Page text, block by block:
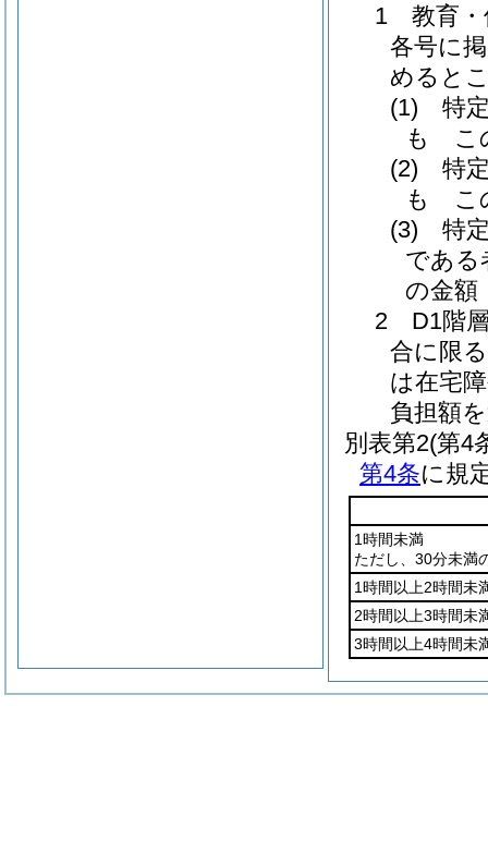
1 教育・
各号に
めると
(1) 特定
も こ
(2) 特定
も こ
(3) 特定
であ
の金額
2 D1階層
合に限
は在宅
負担額
別表第2(第4
第4条に規
1時間未満
ただし、30分未満
1時間以上2時間未
2時間以上3時間未
3時間以上4時間未